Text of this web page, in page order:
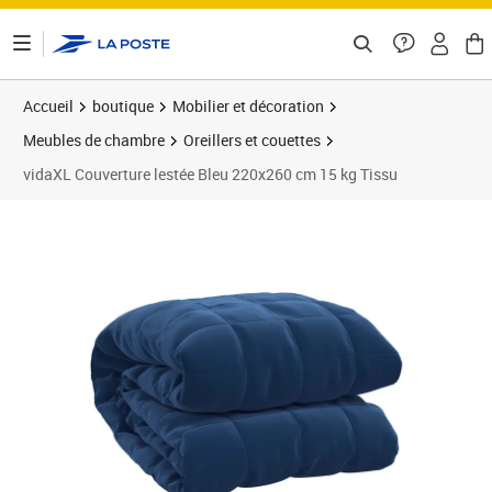
Accueil boutique
Mobilier et décoration
Meubles de chambre
Oreillers et couettes
vidaXL Couverture lestée Bleu 220x260 cm 15 kg Tissu